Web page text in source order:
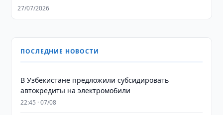
27/07/2026
ПОСЛЕДНИЕ НОВОСТИ
В Узбекистане предложили субсидировать
автокредиты на электромобили
22:45 · 07/08